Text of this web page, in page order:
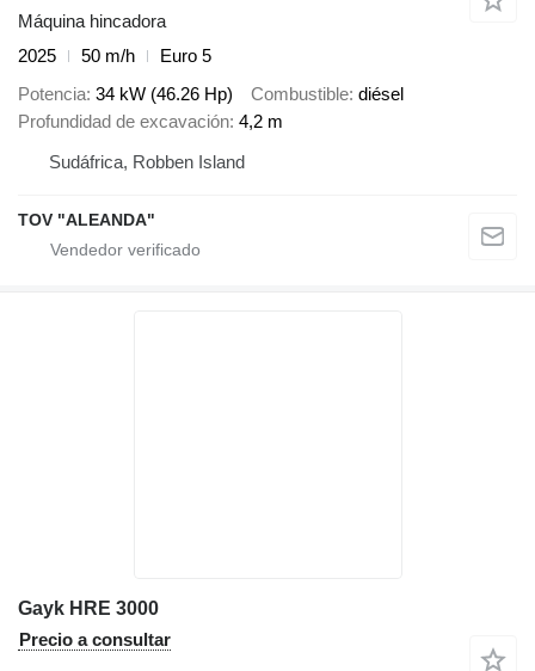
Máquina hincadora
2025
50 m/h
Euro 5
Potencia 34 kW (46.26 Hp) Combustible diésel
Profundidad de excavación 4,2 m
Sudáfrica, Robben Island
TOV "ALEANDA"
Gayk HRE 3000
Precio a consultar